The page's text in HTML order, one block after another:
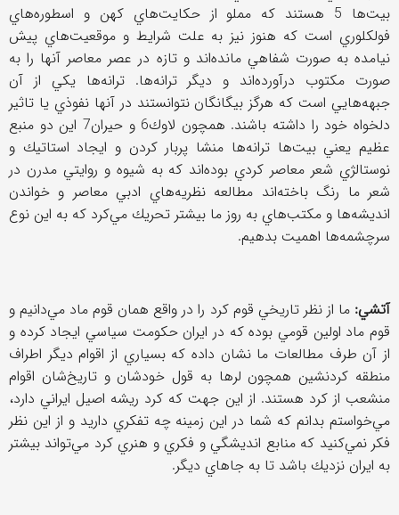
بيت‌ها 5 هستند كه مملو از حكايت‌هاي كهن و اسطوره‌هاي
فولكلوري است كه هنوز نيز به علت شرايط و موقعيت‌هاي پيش
نيامده به صورت شفاهي مانده‌اند و تازه در عصر معاصر آنها را به
صورت مكتوب درآورده‌اند و ديگر ترانه‌ها. ترانه‌ها يكي از آن
جبهه‌هايي است كه هرگز بيگانگان نتوانستند در آنها نفوذي يا تاثير
دلخواه خود را داشته باشند. همچون لاوك6 و حيران7 اين دو منبع
عظيم يعني بيت‌ها ترانه‌ها منشا پربار كردن و ايجاد استاتيك و
نوستالژي شعر معاصر كردي بوده‌اند كه به شيوه و روايتي مدرن در
شعر ما رنگ باخته‌اند مطالعه نظريه‌هاي ادبي معاصر و خواندن
انديشه‌ها و مكتب‌هاي به روز ما بيشتر تحريك مي‌كرد كه به اين نوع
سرچشمه‌ها اهميت بدهيم.
آتشي: ما از نظر تاريخي قوم كرد را در واقع همان قوم ماد مي‌دانيم و
قوم ماد اولين قومي بوده كه در ايران حكومت سياسي ايجاد كرده و
از آن طرف مطالعات ما نشان داده كه بسياري از اقوام ديگر اطراف
منطقه كردنشين همچون لرها به قول خودشان و تاريخ‌شان اقوام
منشعب از كرد هستند. از اين جهت كه كرد ريشه اصيل ايراني دارد،
مي‌خواستم بدانم كه شما در اين زمينه چه تفكري داريد و از اين نظر
فكر نمي‌كنيد كه منابع انديشگي و فكري و هنري كرد مي‌تواند بيشتر
به ايران نزديك باشد تا به جاهاي ديگر.